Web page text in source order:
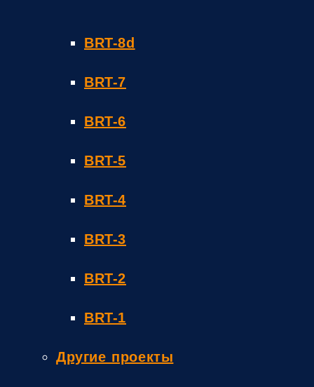
BRT-8d
BRT-7
BRT-6
BRT-5
BRT-4
BRT-3
BRT-2
BRT-1
Другие проекты